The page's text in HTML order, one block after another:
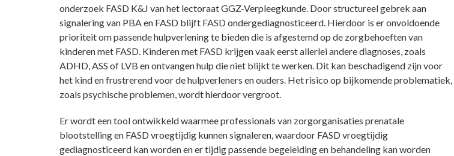
onderzoek FASD K&J van het lectoraat GGZ-Verpleegkunde. Door structureel gebrek aan
signalering van PBA en FASD blijft FASD ondergediagnosticeerd. Hierdoor is er onvoldoende
prioriteit om passende hulpverlening te bieden die is afgestemd op de zorgbehoeften van
kinderen met FASD. Kinderen met FASD krijgen vaak eerst allerlei andere diagnoses, zoals
ADHD, ASS of LVB en ontvangen hulp die niet blijkt te werken. Dit kan beschadigend zijn voor
het kind en frustrerend voor de hulpverleners en ouders. Het risico op bijkomende problematiek,
zoals psychische problemen, wordt hierdoor vergroot.
Er wordt een tool ontwikkeld waarmee professionals van zorgorganisaties prenatale
blootstelling en FASD vroegtijdig kunnen signaleren, waardoor FASD vroegtijdig
gediagnosticeerd kan worden en er tijdig passende begeleiding en behandeling kan worden